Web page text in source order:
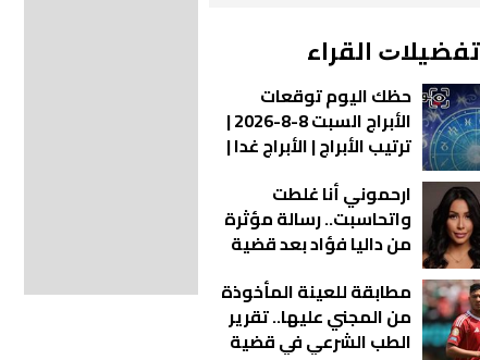
ﺗﻔﻀﻴﻼﺕ اﻟﻘﺮاء
حظك اليوم توقعات
الأبراج السبت 8-8-2026 |
ترتيب الأبراج | الأبراج غدا |
الأبراج | الأبراج بالأشهر
ارحموني أنا غلطت
واتحاسبت.. رسالة مؤثرة
من داليا فؤاد بعد قضية
مطابقة للعينة المأخوذة
من المجني عليها.. تقرير
الطب الشرعي في قضية